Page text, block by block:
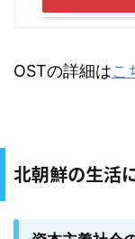
OSTの詳細はこ
北朝鮮の生活